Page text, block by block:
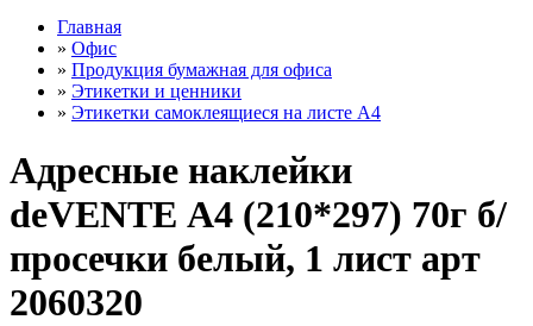
Главная
» Офис
» Продукция бумажная для офиса
» Этикетки и ценники
» Этикетки самоклеящиеся на листе А4
Адресные наклейки
deVENTE А4 (210*297) 70г б/
просечки белый, 1 лист арт
2060320